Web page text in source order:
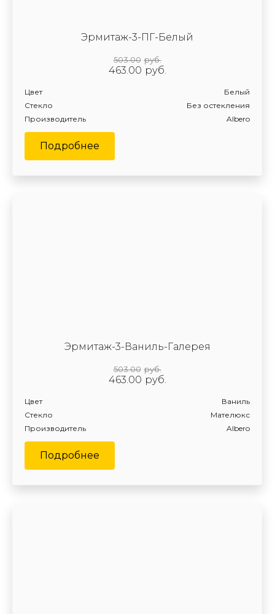
Эрмитаж-3-ПГ-Белый
руб.
503.00
руб.
463.00
Цвет Белый
Производитель Albero
Стекло Без остекления
Подробнее
Эрмитаж-3-Ваниль-Галерея
руб.
503.00
руб.
463.00
Цвет Ваниль
Производитель Albero
Стекло Мателюкс
Подробнее